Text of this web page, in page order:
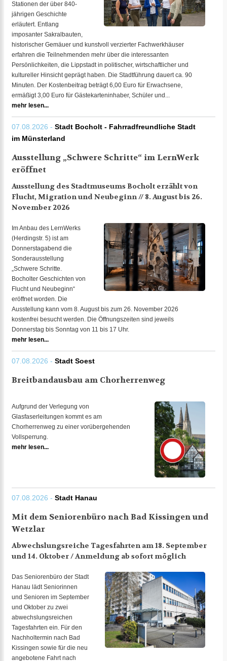
Stationen der über 840-
jährigen Geschichte
erläutert. Entlang
imposanter Sakralbauten,
historischer Gemäuer und kunstvoll verzierter Fachwerkhäuser
erfahren die Teilnehmenden mehr über die interessanten
Persönlichkeiten, die Lippstadt in politischer, wirtschaftlicher und
kultureller Hinsicht geprägt haben. Die Stadtführung dauert ca. 90
Minuten. Der Kostenbeitrag beträgt 6,00 Euro für Erwachsene,
ermäßigt 3,00 Euro für Gästekarteninhaber, Schüler und...
mehr lesen...
07.08.2026 - Stadt Bocholt - Fahrradfreundliche Stadt
im Münsterland
Ausstellung „Schwere Schritte“ im LernWerk
eröffnet
Ausstellung des Stadtmuseums Bocholt erzählt von
Flucht, Migration und Neubeginn // 8. August bis 26.
November 2026
Im Anbau des LernWerks
(Herdingstr. 5) ist am
Donnerstagabend die
Sonderausstellung
„Schwere Schritte.
Bocholter Geschichten von
Flucht und Neubeginn“
eröffnet worden. Die
Ausstellung kann vom 8. August bis zum 26. November 2026
kostenfrei besucht werden. Die Öffnungszeiten sind jeweils
Donnerstag bis Sonntag von 11 bis 17 Uhr.
mehr lesen...
07.08.2026 - Stadt Soest
Breitbandausbau am Chorherrenweg
Aufgrund der Verlegung von
Glasfaserleitungen kommt es am
Chorherrenweg zu einer vorübergehenden
Vollsperrung.
mehr lesen...
07.08.2026 - Stadt Hanau
Mit dem Seniorenbüro nach Bad Kissingen und
Wetzlar
Abwechslungsreiche Tagesfahrten am 18. September
und 14. Oktober / Anmeldung ab sofort möglich
Das Seniorenbüro der Stadt
Hanau lädt Seniorinnen
und Senioren im September
und Oktober zu zwei
abwechslungsreichen
Tagesfahrten ein. Für den
Nachholtermin nach Bad
Kissingen sowie für die neu
angebotene Fahrt nach